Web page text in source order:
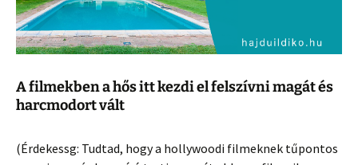
A filmekben a hős itt kezdi el felszívni magát és
harcmodort vált
(Érdekessg: Tudtad, hogy a hollywoodi filmeknek tűpontos